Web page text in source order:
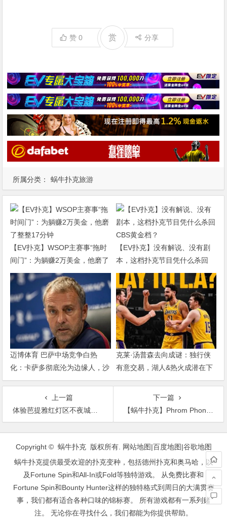
所属分类： 蜗牛扑克旅游
赞0 赏 分享
【EV扑克】WSOP主赛事“拖时
间门”：为躺赚2万美金，他磨了
整整17分钟
【EV扑克】没有解说、没有剧
本，这档扑克节目凭什么杀回
CBS黄金档？
迈博体育 巴萨中场竞争白热
化：卡萨多彻底沦为边缘人，沙
特高薪邀约引发去留两难
克莱·汤普森去向成谜：独行侠
有意交易，湖人&热火成潜在下
家，大发体育助力你的致富之
上一篇
体验芭提雅红灯区不夜城：walking street
下一篇
【蜗牛扑克】Phrom Phong(鹏蓬)附近日式按摩店推荐
文
Copyright © 蜗牛扑克 版权所有. 网站地图|百度地图|谷歌地图
蜗牛扑克提供最受欢迎的扑克变种，包括德州扑克和奥马哈，以
及Fortune Spin和All-In或Fold等独特游戏。 从免费比赛和
Fortune Spin和Bounty Hunter这样的独特格式到周日的大满贯赛
事，我们都有适合各种口味的锦标赛。 所有游戏都有一系列赌
注。 无论你在寻找什么，我们都能为你提供帮助。